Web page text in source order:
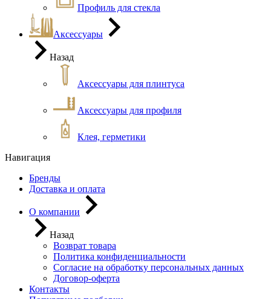
Профиль для стекла
Аксессуары
Назад
Аксессуары для плинтуса
Аксессуары для профиля
Клея, герметики
Навигация
Бренды
Доставка и оплата
О компании
Назад
Возврат товара
Политика конфиденциальности
Согласие на обработку персональных данных
Договор-оферта
Контакты